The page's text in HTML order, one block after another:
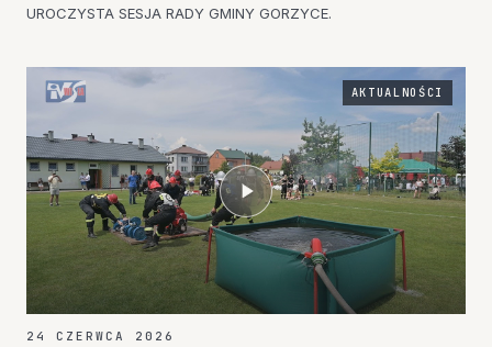
UROCZYSTA SESJA RADY GMINY GORZYCE.
AKTUALNOŚCI
24 CZERWCA 2026